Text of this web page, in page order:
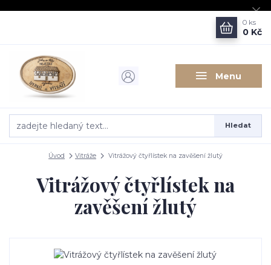
Menu
Hledat
0 ks
0 Kč
Úvod Vitráže Vitrážový čtyřlístek na zavěšení žlutý
Vitrážový čtyřlístek na
zavěšení žlutý